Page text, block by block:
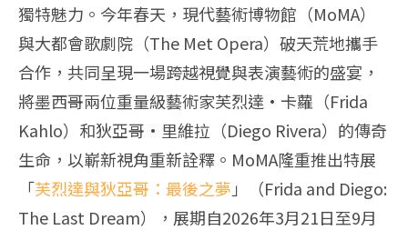
獨特魅力。今年春天，現代藝術博物館（MoMA）
與大都會歌劇院（The Met Opera）破天荒地攜手
合作，共同呈現一場跨越視覺與表演藝術的盛宴，
將墨西哥兩位重量級藝術家芙烈達·卡蘿（Frida
Kahlo）和狄亞哥·里維拉（Diego Rivera）的傳奇
生命，以嶄新視角重新詮釋。MoMA隆重推出特展
「芙烈達與狄亞哥：最後之夢 」（Frida and Diego:
The Last Dream），展期自2026年3月21日至9月